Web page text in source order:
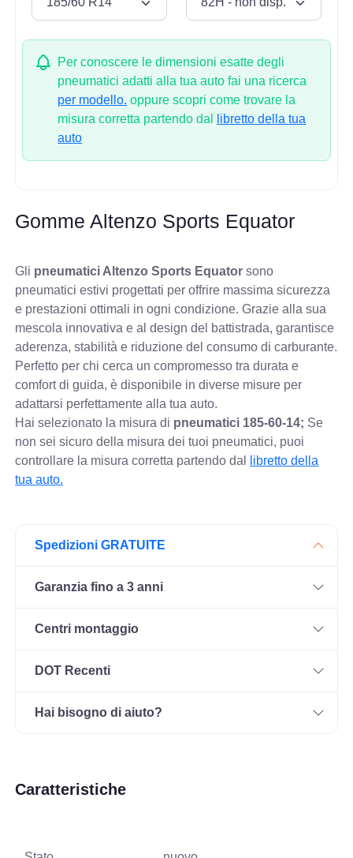
Per conoscere le dimensioni esatte degli
pneumatici adatti alla tua auto fai una ricerca
per modello. oppure scopri come trovare la
misura corretta partendo dal
libretto della tua
auto
Gomme Altenzo Sports Equator
Gli pneumatici Altenzo Sports Equator sono
pneumatici estivi progettati per offrire massima sicurezza
e prestazioni ottimali in ogni condizione. Grazie alla sua
mescola innovativa e al design del battistrada, garantisce
aderenza, stabilità e riduzione del consumo di carburante.
Perfetto per chi cerca un compromesso tra durata e
comfort di guida, è disponibile in diverse misure per
adattarsi perfettamente alla tua auto.
Hai selezionato la misura di pneumatici 185-60-14; Se
non sei sicuro della misura dei tuoi pneumatici, puoi
controllare la misura corretta partendo dal
libretto della
tua auto.
Spedizioni GRATUITE
Garanzia fino a 3 anni
Centri montaggio
DOT Recenti
Hai bisogno di aiuto?
Caratteristiche